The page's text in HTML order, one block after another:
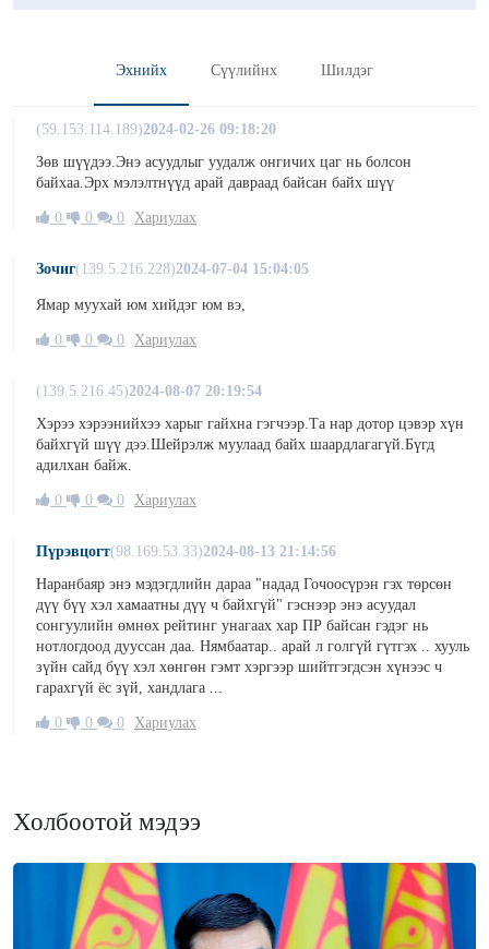
Эхнийх Сүүлийнх Шилдэг
(59.153.114.189)2024-02-26 09:18:20
Зөв шүүдээ.Энэ асуудлыг уудалж онгичих цаг нь болсон
байхаа.Эрх мэлэлтнүүд арай давраад байсан байх шүү
0 0 0 Хариулах
Зочиг(139.5.216.228)2024-07-04 15:04:05
Ямар муухай юм хийдэг юм вэ,
0 0 0 Хариулах
(139.5.216.45)2024-08-07 20:19:54
Хэрээ хэрээнийхээ харыг гайхна гэгчээр.Та нар дотор цэвэр хүн
байхгүй шүү дээ.Шейрэлж муулаад байх шаардлагагүй.Бүгд
адилхан байж.
0 0 0 Хариулах
Пүрэвцогт(98.169.53.33)2024-08-13 21:14:56
Наранбаяр энэ мэдэгдлийн дараа "надад Гочоосүрэн гэх төрсөн
дүү бүү хэл хамаатны дүү ч байхгүй" гэснээр энэ асуудал
сонгуулийн өмнөх рейтинг унагаах хар ПР байсан гэдэг нь
нотлогдоод дууссан даа. Нямбаатар.. арай л голгүй гүтгэх .. хууль
зүйн сайд бүү хэл хөнгөн гэмт хэргээр шийтгэгдсэн хүнээс ч
гарахгүй ёс зүй, хандлага ...
0 0 0 Хариулах
Холбоотой мэдээ